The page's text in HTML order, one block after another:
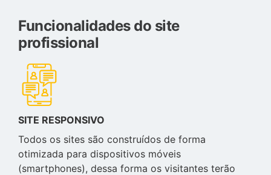
Funcionalidades do site
profissional
SITE RESPONSIVO
Todos os sites são construídos de forma
otimizada para dispositivos móveis
(smartphones), dessa forma os visitantes terão